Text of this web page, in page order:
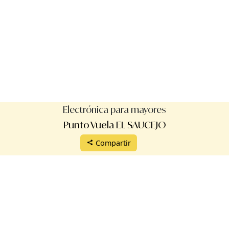
Electrónica para mayores
Punto Vuela EL SAUCEJO
Compartir